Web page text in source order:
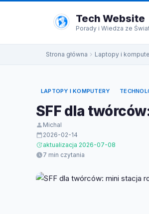
do
Tech Website
Porady i Wiedza ze
Strona główna Laptopy i
LAPTOPY I KOMPUTERY
SFF dla
Michal
2026-02-14
aktualizacja 2026-07-08
7 min czytania